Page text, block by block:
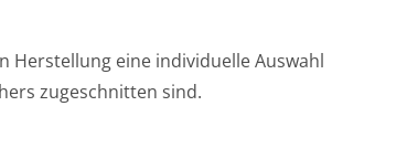
eine individuelle Auswahl
zugeschnitten sind.